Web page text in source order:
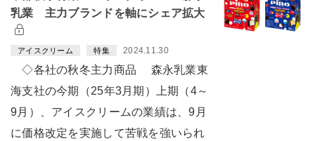
乳業 主力ブランドを軸にシェア拡大
アイスクリーム 特集 2024.11.30
◇各社の秋冬主力商品 森永乳業東
海支社の今期（25年3月期）上期（4～
9月）、アイスクリームの業績は、9月
に価格改定を実施して苦戦を強いられ